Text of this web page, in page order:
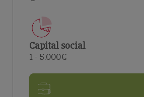
Capital social
1 - 5.000€